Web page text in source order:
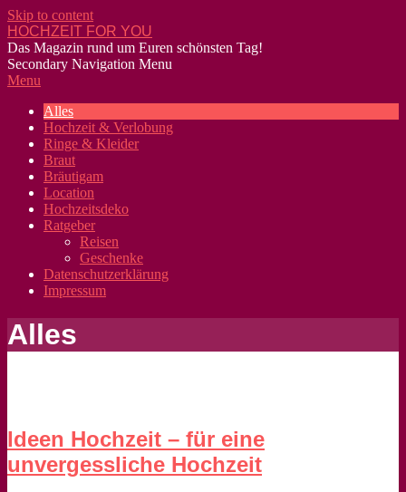
Skip to content
HOCHZEIT FOR YOU
Das Magazin rund um Euren schönsten Tag!
Secondary Navigation Menu
Menu
Alles
Hochzeit & Verlobung
Ringe & Kleider
Braut
Bräutigam
Location
Hochzeitsdeko
Ratgeber
Reisen
Geschenke
Datenschutzerklärung
Impressum
Alles
Ideen Hochzeit – für eine
unvergessliche Hochzeit